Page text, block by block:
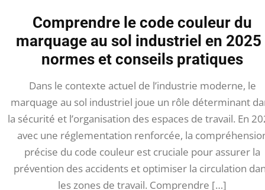
Comprendre le code couleur du
marquage au sol industriel en 2025
normes et conseils pratiques
Dans le contexte actuel de l’industrie moderne, le
marquage au sol industriel joue un rôle déterminant
la sécurité et l’organisation des espaces de travail. En
avec une réglementation renforcée, la
précise du code couleur est cruciale pour assurer la
prévention des accidents et optimiser la circulation
les zones de travail. Comprendre […]